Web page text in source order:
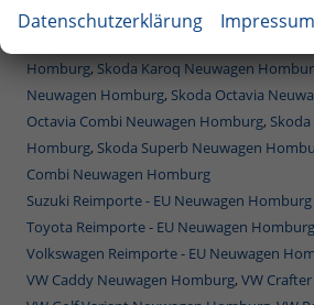
Skoda Reimporte - EU Neuwagen Homburg
Homburg, Skoda Karoq Neuwagen
Neuwagen Homburg, Skoda Octavia
Octavia Combi Neuwagen Homburg,
Homburg, Skoda Superb Neuwagen
Combi Neuwagen Homburg
Suzuki Reimporte - EU Neuwagen Homburg
Toyota Reimporte - EU Neuwagen Homburg
Volkswagen Reimporte - EU Neuwagen
VW Caddy Neuwagen Homburg, VW
Datenschutzerklärung Impressum